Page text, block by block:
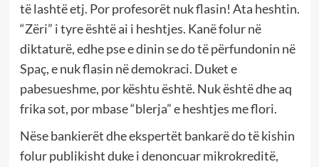
të lashtë etj. Por profesorët nuk flasin! Ata heshtin.
“Zëri” i tyre është ai i heshtjes. Kanë folur në
diktaturë, edhe pse e dinin se do të përfundonin në
Spaç, e nuk flasin në demokraci. Duket e
pabesueshme, por kështu është. Nuk është dhe aq
frika sot, por mbase “blerja” e heshtjes me flori.
Nëse bankierët dhe ekspertët bankarë do të kishin
folur publikisht duke i denoncuar mikrokreditë,